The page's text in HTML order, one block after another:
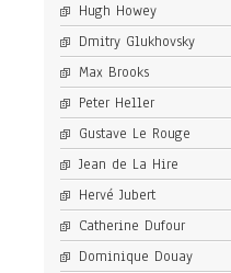
Hugh Howey
Dmitry Glukhovsky
Max Brooks
Peter Heller
Gustave Le Rouge
Jean de La Hire
Hervé Jubert
Catherine Dufour
Dominique Douay